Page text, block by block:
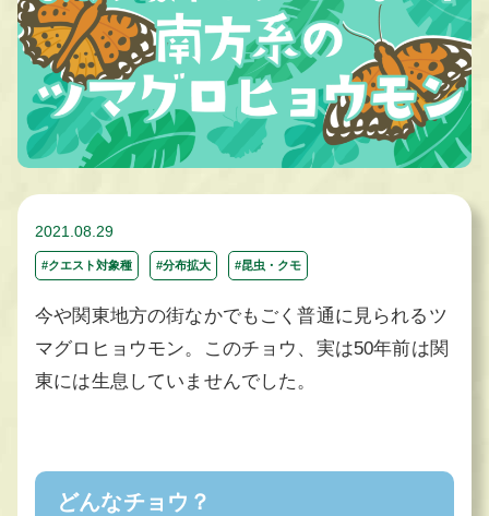
2021.08.29
#クエスト対象種 #分布拡大 #昆虫・クモ
今や関東地方の街なかでもごく普通に見られるツ
マグロヒョウモン。このチョウ、実は50年前は関
東には生息していませんでした。
どんなチョウ？